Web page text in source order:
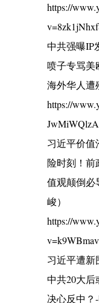
https://
中共强曝IP
喷子专骂美
海外华人遭
https://
JwMiWQlzA
习近平价值
险时刻！前
值观颠倒必
峻）
https://
习近平遭新
中共20大后
决心反中？-